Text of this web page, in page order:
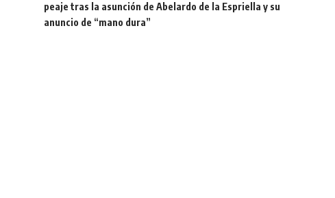
peaje tras la asunción de Abelardo de la Espriella y su
anuncio de “mano dura”